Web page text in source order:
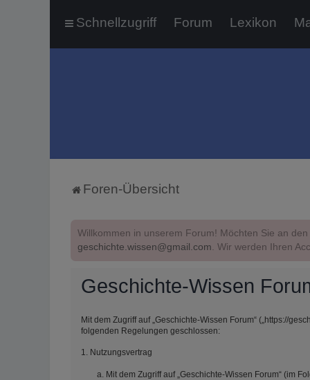
Schnellzugriff Forum Lexikon
Foren-Übersicht
Willkommen in unserem Forum! Möchten Sie an
geschichte.wissen@gmail.com. Wir werden Ihren
Geschichte-Wissen
Mit dem Zugriff auf „Geschichte-Wissen Forum“ („https://
folgenden Regelungen geschlossen:
1. Nutzungsvertrag
Mit dem Zugriff auf „Geschichte-Wissen Forum“ (im